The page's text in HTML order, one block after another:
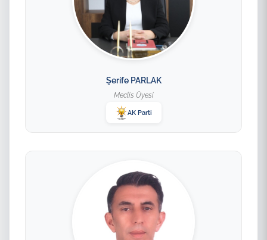
Şerife PARLAK
Meclis Üyesi
AK Parti